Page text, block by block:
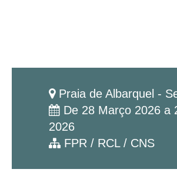
Praia de Albarquel -
De 28 Março 2026 a
2026
FPR / RCL / CNS